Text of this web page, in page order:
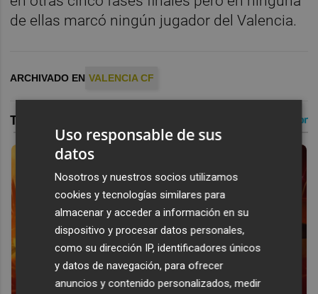
de ellas marcó ningún jugador del Valencia.
ARCHIVADO EN VALENCIA CF
Uso responsable de sus
datos
Nosotros y nuestros socios utilizamos
cookies y tecnologías similares para
almacenar y acceder a información en su
dispositivo y procesar datos personales,
como su dirección IP, identificadores únicos
y datos de navegación, para ofrecer
anuncios y contenido personalizados, medir